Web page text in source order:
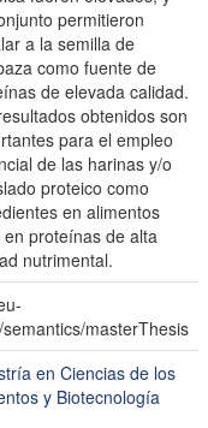
permitieron
a la semilla de
como fuente de
de elevada calidad.
obtenidos son
para el empleo
de las harinas y/o
proteico como
en alimentos
en proteínas de alta
nutrimental.
masterThesis
en Ciencias de los
y Biotecnología